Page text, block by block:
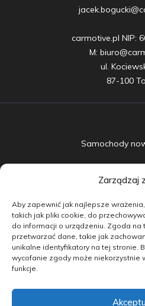
Zarządzaj
Aby zapewnić jak najlepsze
takich jak pliki cookie, do
do informacji o urządzeniu. Zgoda
przetwarzać dane, takie jak
unikalne identyfikatory na tej stronie.
wycofanie zgody może niekorzystnie
funkcje.
carmotive.pl NIP:
M:
ul.
87-100
Samochody
Samochody
Doradztwo
Finansowanie
Kontakt